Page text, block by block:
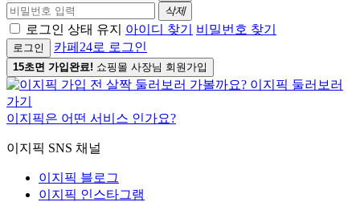
삭제
로그인 상태 유지 아이디 찾기 비밀번호 찾기
로그인 카페24로 로그인
15초면 가입완료! 쇼핑몰 사장님 회원가입
이지픽은 어떤 서비스 인가요?
이지픽 SNS 채널
이지픽 블로그
이지픽 인스타그램